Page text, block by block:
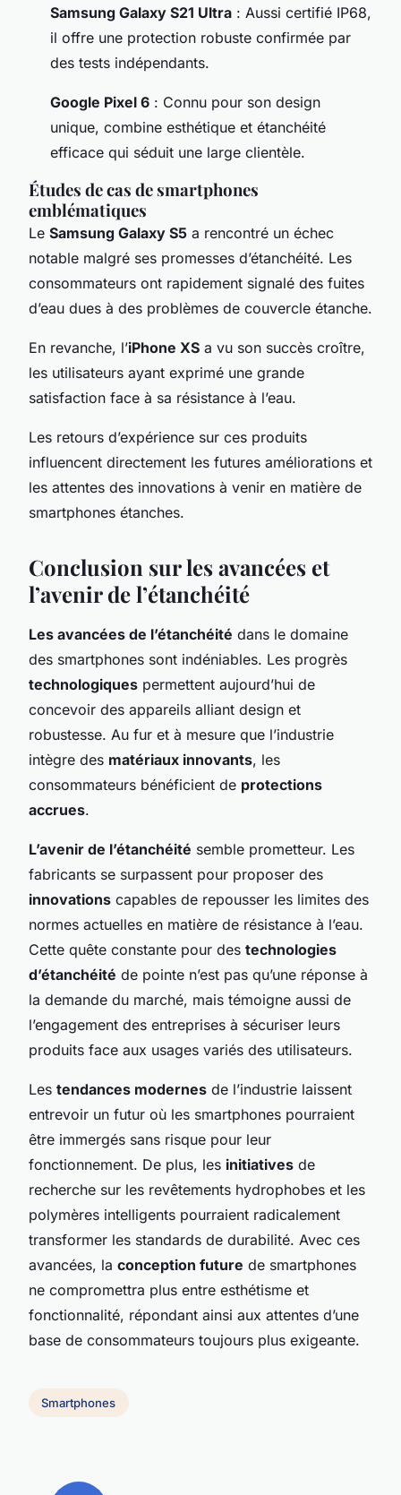
Samsung Galaxy S21 Ultra : Aussi certifié IP68,
il offre une protection robuste confirmée par
des tests indépendants.
Google Pixel 6 : Connu pour son design
unique, combine esthétique et étanchéité
efficace qui séduit une large clientèle.
Études de cas de smartphones
emblématiques
Le Samsung Galaxy S5 a rencontré un échec
notable malgré ses promesses d’étanchéité. Les
consommateurs ont rapidement signalé des fuites
d’eau dues à des problèmes de couvercle étanche.
En revanche, l’iPhone XS a vu son succès croître,
les utilisateurs ayant exprimé une grande
satisfaction face à sa résistance à l’eau.
Les retours d’expérience sur ces produits
influencent directement les futures améliorations et
les attentes des innovations à venir en matière de
smartphones étanches.
Conclusion sur les avancées et
l’avenir de l’étanchéité
Les avancées de l’étanchéité dans le domaine
des smartphones sont indéniables. Les progrès
technologiques permettent aujourd’hui de
concevoir des appareils alliant design et
robustesse. Au fur et à mesure que l’industrie
intègre des matériaux innovants, les
consommateurs bénéficient de protections
accrues.
L’avenir de l’étanchéité semble prometteur. Les
fabricants se surpassent pour proposer des
innovations capables de repousser les limites des
normes actuelles en matière de résistance à l’eau.
Cette quête constante pour des technologies
d’étanchéité de pointe n’est pas qu’une réponse à
la demande du marché, mais témoigne aussi de
l’engagement des entreprises à sécuriser leurs
produits face aux usages variés des utilisateurs.
Les tendances modernes de l’industrie laissent
entrevoir un futur où les smartphones pourraient
être immergés sans risque pour leur
fonctionnement. De plus, les initiatives de
recherche sur les revêtements hydrophobes et les
polymères intelligents pourraient radicalement
transformer les standards de durabilité. Avec ces
avancées, la conception future de smartphones
ne compromettra plus entre esthétisme et
fonctionnalité, répondant ainsi aux attentes d’une
base de consommateurs toujours plus exigeante.
Smartphones